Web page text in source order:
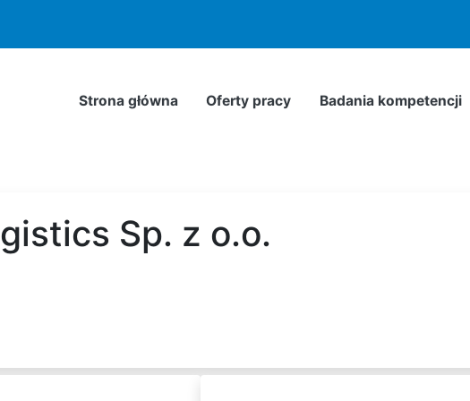
Strona główna Oferty pracy Badania kompetencji
Sp. z o.o.